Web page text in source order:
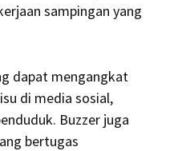
sampingan yang
dapat mengangkat
di media sosial,
Buzzer juga
bertugas